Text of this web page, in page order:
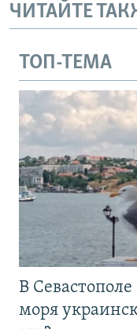
ЧИТАЙТЕ
ТОП-ТЕМА
В
моря